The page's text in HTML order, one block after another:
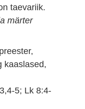
taevariik.
märter
kaaslased,
5; Lk 8:4-